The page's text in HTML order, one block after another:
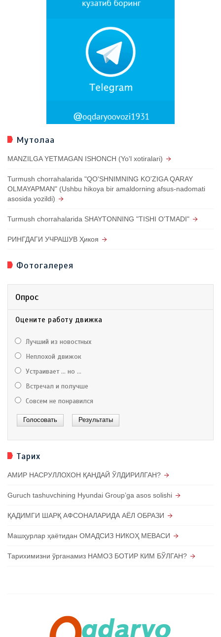
Мутолаа
MANZILGA YETMAGAN ISHONCH (Yo'l xotiralari)
Turmush chorrahalarida "QO'SHNIMNING KO'ZIGA QARAY
OLMAYAPMAN" (Ushbu hikoya bir amaldorning afsus-nadomati
asosida yozildi)
Turmush chorrahalarida SHAYTONNING "TISHI O'TMADI"
РИНГДАГИ УЧРАШУВ Ҳикоя
Фотогалерея
Опрос
Оцените работу движка
Лучший из новостных
Неплохой движок
Устраивает ... но ...
Встречал и получше
Совсем не понравился
Тарих
АМИР НАСРУЛЛОХОН ҚАНДАЙ ЎЛДИРИЛГАН?
Guruch tashuvchining Hyundai Groupʼga asos solishi
ҚАДИМГИ ШАРҚ АФСОНАЛАРИДА АЁЛ ОБРАЗИ
Машҳурлар ҳаётидан ОМАДСИЗ НИКОҲ МЕВАСИ
Тарихимизни ўрганамиз НАМОЗ БОТИР КИМ БЎЛГАН?